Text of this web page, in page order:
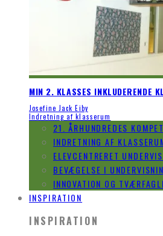
MIN 2. KLASSES INKLUDERENDE
Josefine Jack Eiby
Indretning af klasserum
21. ÅRHUNDREDES
INDRETNING AF
ELEVCENTRERET
BEVÆGELSE I
INNOVATION OG
INSPIRATION
INSPIRATION